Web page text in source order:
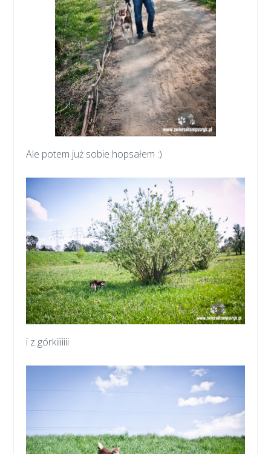
Ale potem już sobie hopsałem :)
i z górkiiiiiii